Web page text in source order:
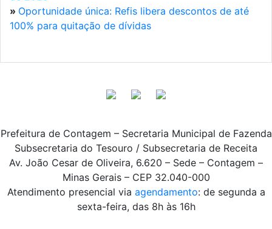
» Oportunidade única: Refis libera descontos de até
100% para quitação de dívidas
Prefeitura de Contagem – Secretaria Municipal de Fazenda
Subsecretaria do Tesouro / Subsecretaria de Receita
Av. João Cesar de Oliveira, 6.620 – Sede – Contagem –
Minas Gerais – CEP 32.040-000
Atendimento presencial via agendamento: de segunda a
sexta-feira, das 8h às 16h